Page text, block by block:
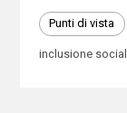
Punti di vista
inclusione